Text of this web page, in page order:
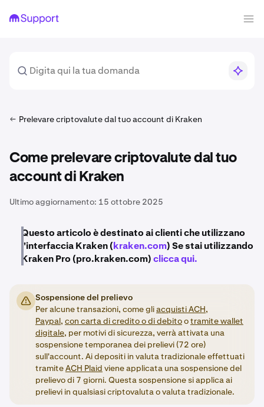
Prelevare criptovalute dal tuo account di Kraken
Come prelevare criptovalute dal tuo
account di Kraken
Ultimo aggiornamento: 15 ottobre 2025
Questo articolo è destinato ai clienti che utilizzano
l'interfaccia Kraken (kraken.com) Se stai utilizzando
Kraken Pro (pro.kraken.com)clicca qui.
Sospensione del prelievo
Per alcune transazioni, come gliacquisti ACH,
Paypal, con carta di credito o di debitootramite wallet
digitale, per motivi di sicurezza, verrà attivata una
sospensione temporanea dei prelievi (72 ore)
sull'account. Ai depositi in valuta tradizionale effettuati
tramiteACH Plaid viene applicata una sospensione del
prelievo di 7 giorni. Questa sospensione si applica ai
prelievi in qualsiasi criptovaluta o valuta tradizionale.